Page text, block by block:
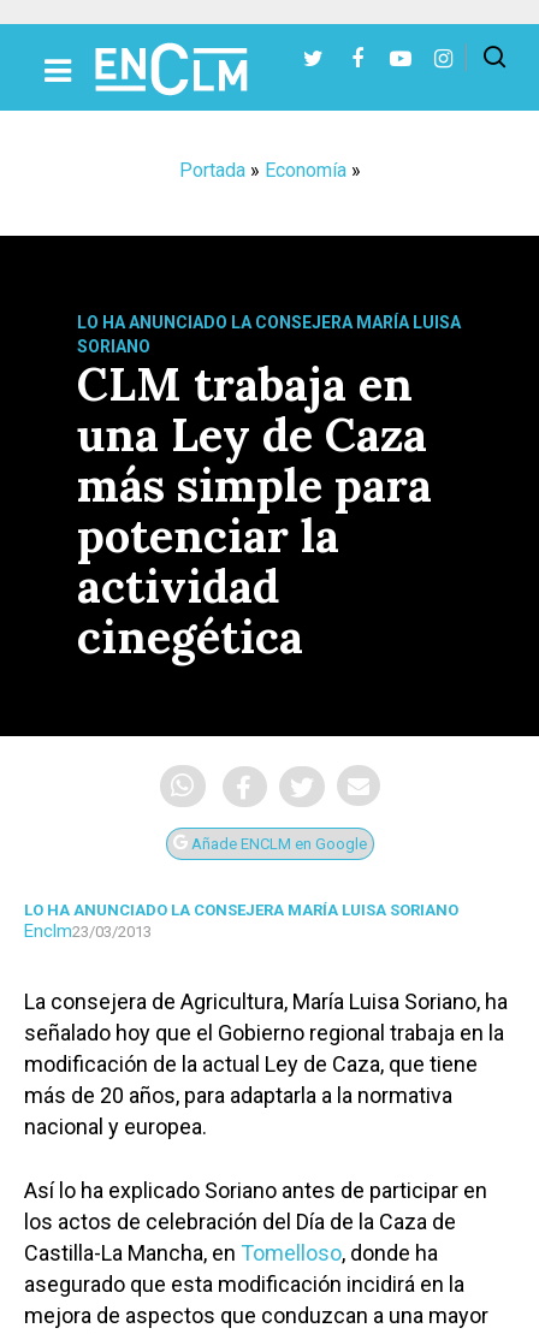
Portada» Economía»
LO HA ANUNCIADO LA CONSEJERA MARÍA LUISA
SORIANO
CLM trabaja en
una Ley de Caza
más simple para
potenciar la
actividad
cinegética
Añade ENCLM en Google
LO HA ANUNCIADO LA CONSEJERA MARÍA LUISA SORIANO
Enclm23/03/2013
La consejera de Agricultura, María Luisa Soriano, ha
señalado hoy que el Gobierno regional trabaja en la
modificación de la actual Ley de Caza, que tiene
más de 20 años, para adaptarla a la normativa
nacional y europea.
Así lo ha explicado Soriano antes de participar en
los actos de celebración del Día de la Caza de
Castilla-La Mancha, en Tomelloso, donde ha
asegurado que esta modificación incidirá en la
mejora de aspectos que conduzcan a una mayor